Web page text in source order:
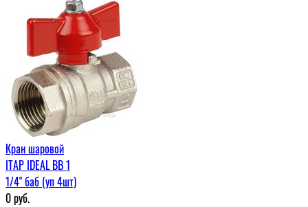
Кран шаровой
ITAP IDEAL ВВ 1
1/4" баб (уп 4шт)
0руб.